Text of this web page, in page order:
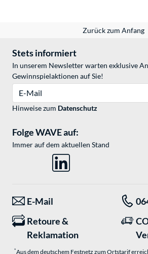
Zurück zum Anfang
Stets informiert
In unserem Newsletter warten exklusive
Gewinnspielaktionen auf Sie!
Hinweise zum Datenschutz
Folge WAVE auf:
Immer auf dem aktuellen Stand
E-Mail
Retoure &
Reklamation
*Aus dem deutschem Festnetz zum Ortstarif